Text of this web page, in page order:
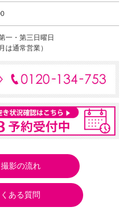
一・第三日曜日
は通常営業）
撮影の流れ
ある質問